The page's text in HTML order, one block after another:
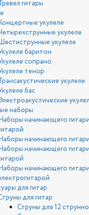
гитары
укулеле
укулеле
укулеле
баритон
сопрано
тенор
укулеле
бас
наборы
начинающего
начинающего
начинающего
начинающего
для гитар
для гитар
Струны для 12